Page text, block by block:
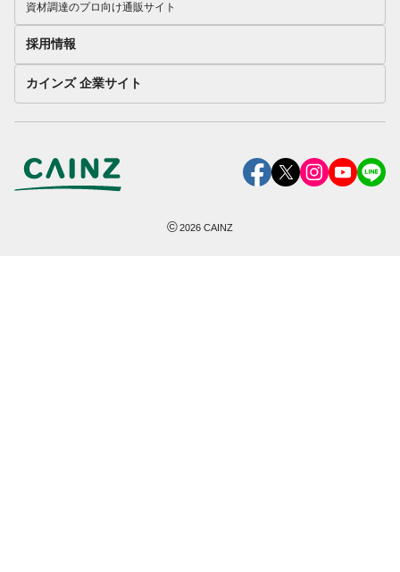
資材調達のプロ向け通販サイト
採用情報
カインズ 企業サイト
©2026 CAINZ